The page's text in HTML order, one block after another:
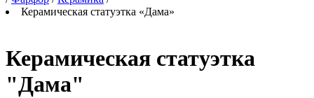
Керамическая статуэтка «Дама»
Керамическая статуэтка
"Дама"